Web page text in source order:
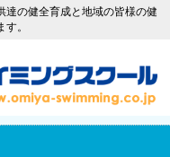
達の健全育成と地域の皆様の健
す。